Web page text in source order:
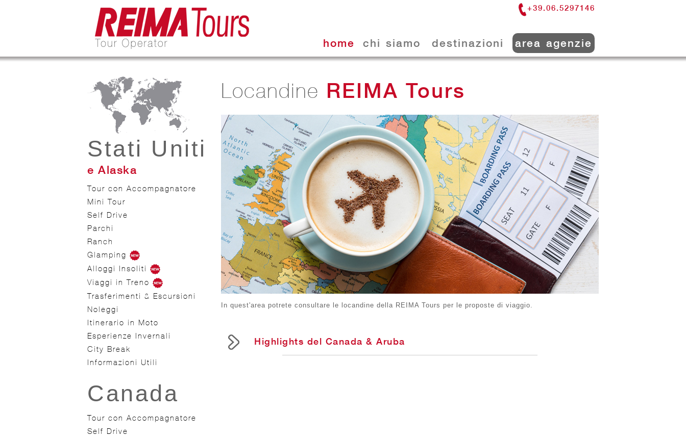
+39.06.5297146
home chi siamo destinazioni area agenzie
Stati Uniti
e Alaska
Tour con Accompagnatore
Mini Tour
Self Drive
Parchi
Ranch
Glamping
Alloggi Insoliti
Viaggi in Treno
Trasferimenti & Escursioni
Noleggi
Itinerario in Moto
Esperienze Invernali
City Break
Informazioni Utili
Canada
Tour con Accompagnatore
Self Drive
Locandine REIMA Tours
In quest'area potrete consultare le locandine della REIMA Tours per le proposte di viaggio.
Highlights del Canada & Aruba